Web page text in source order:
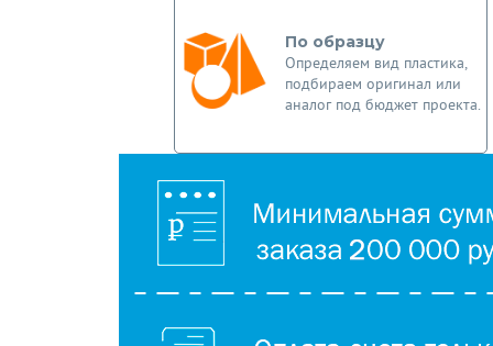
По образцу
Определяем вид пластика,
подбираем оригинал или
аналог под бюджет проекта.